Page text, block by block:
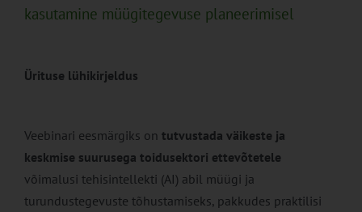
kasutamine müügitegevuse planeerimisel
Ürituse lühikirjeldus
Veebinari eesmärgiks on tutvustada väikeste ja
keskmise suurusega toidusektori ettevõtetele
võimalusi tehisintellekti (AI) abil müügi ja
turundustegevuste tõhustamiseks, pakkudes praktilisi